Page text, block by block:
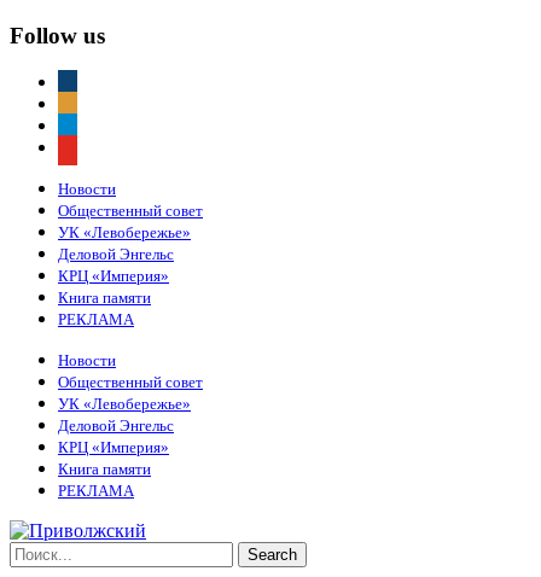
Follow us
Новости
Общественный совет
УК «Левобережье»
Деловой Энгельс
КРЦ «Империя»
Книга памяти
РЕКЛАМА
Новости
Общественный совет
УК «Левобережье»
Деловой Энгельс
КРЦ «Империя»
Книга памяти
РЕКЛАМА